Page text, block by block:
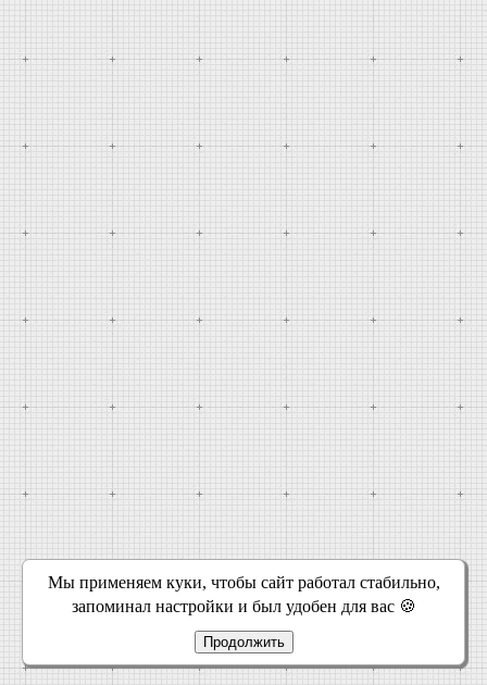
Мы применяем куки, чтобы сайт работал стабильно,
запоминал настройки и был удобен для вас 🍪
Продолжить